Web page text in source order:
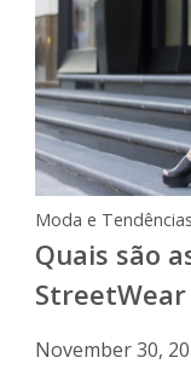
Moda e Tendências
Quais são
StreetWear
November 30,